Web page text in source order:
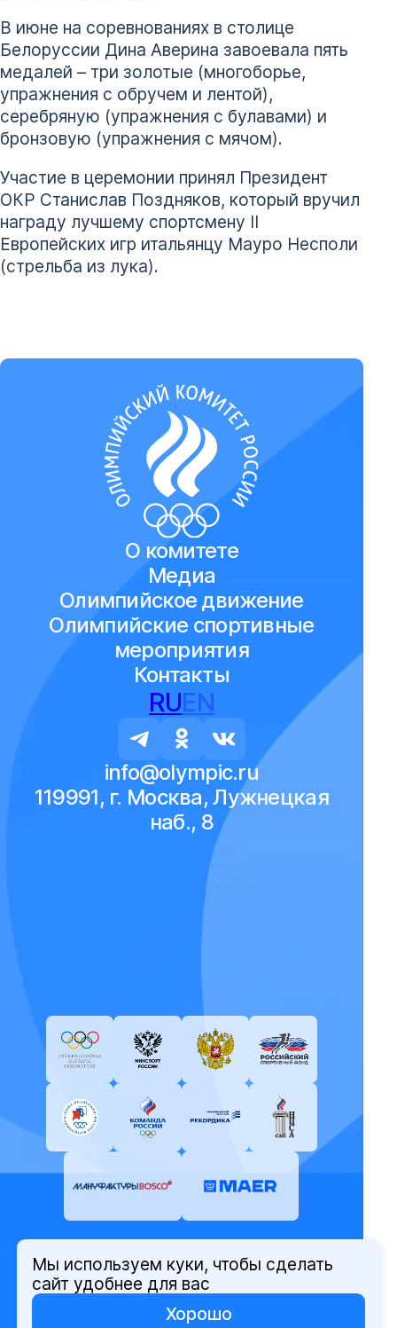
В июне на соревнованиях в столице
Белоруссии Дина Аверина завоевала пять
медалей – три золотые (многоборье,
упражнения с обручем и лентой),
серебряную (упражнения с булавами) и
бронзовую (упражнения с мячом).
Участие в церемонии принял Президент
ОКР Станислав Поздняков, который вручил
награду лучшему спортсмену II
Европейских игр итальянцу Мауро Несполи
(стрельба из лука).
О комитете
Медиа
Олимпийское движение
Олимпийские спортивные
мероприятия
Контакты
RUEN
info@olympic.ru
119991, г. Москва, Лужнецкая
наб., 8
© Олимпийский комитет России,
2026
Политика защиты персональных
Мы используем куки, чтобы сделать
сайт удобнее для вас
Хорошо